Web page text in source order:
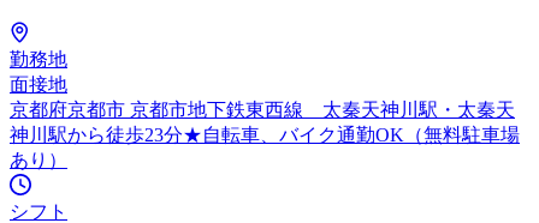
勤務地
面接地
京都府京都市 京都市地下鉄東西線 太秦天神川駅・太秦天
神川駅から徒歩23分★自転車、バイク通勤OK（無料駐車場
あり）
シフト